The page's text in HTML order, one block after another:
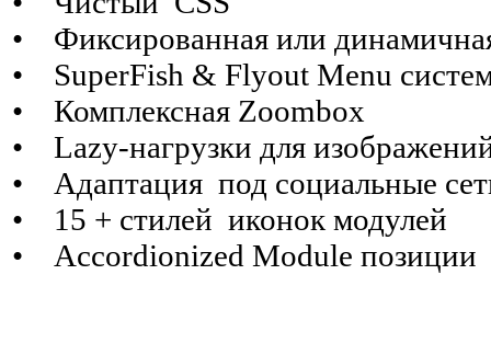
• Фиксированная или
• SuperFish & Flyout Menu
• Комплексная Zoombox
• Lazy-нагрузки для
• Адаптация под социальные
• 15 + стилей иконок модулей
• Аccordionized Module позиции